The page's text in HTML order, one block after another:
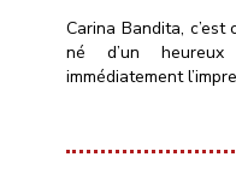
Carina Bandita,
né d’un
immédiatement
formation rock
différentes parties
ses bagages un
musicale.Ce qui les